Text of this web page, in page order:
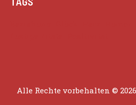
Alle Rechte vorbehalten ©